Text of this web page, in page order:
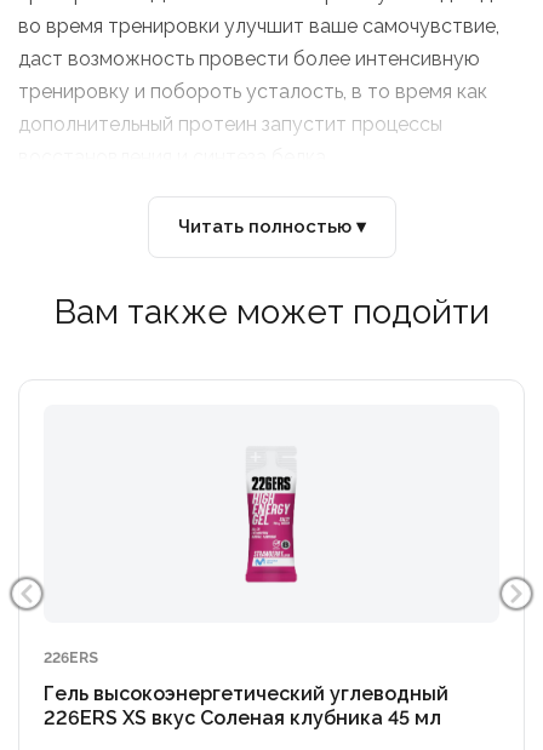
во время тренировки улучшит ваше самочувствие,
даст возможность провести более интенсивную
тренировку и побороть усталость, в то время как
дополнительный протеин запустит процессы
• 26гр. углеводов в каждом батончике
• Сделан из натуральных фруктов
Читать полностью ▾
Вам также может подойти
226ERS
Гель высокоэнергетический углеводный
226ERS XS вкус Соленая клубника 45 мл